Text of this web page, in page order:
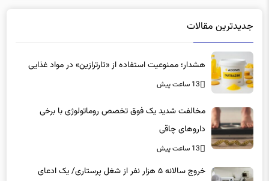
جدیدترین مقالات
هشدار؛ ممنوعیت استفاده از «تارترازین» در مواد غذایی
13 ساعت پیش
مخالفت شدید یک فوق تخصص روماتولوژی با برخی
داروهای چاقی
13 ساعت پیش
خروج سالانه ۵ هزار نفر از شغل پرستاری/ یک ادعای